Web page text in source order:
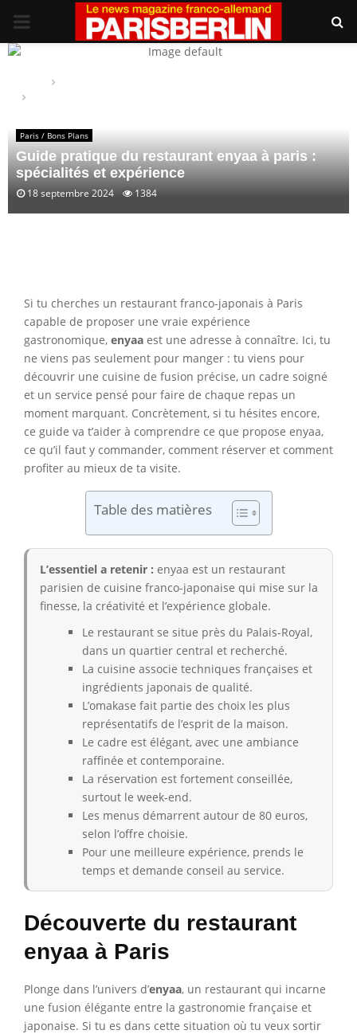
PRIMARY
MENU
Paris / Bons Plans
Guide pratique du restaurant enyaa à paris :
spécialités et expérience
18 septembre 2024 1384
Si tu cherches un restaurant franco-japonais à Paris
capable de proposer une vraie expérience
gastronomique, enyaa est une adresse à connaître. Ici, tu
ne viens pas seulement pour manger : tu viens pour
découvrir une cuisine de fusion précise, un cadre soigné
et un service pensé pour faire de chaque repas un
moment marquant. Concrètement, si tu hésites encore,
ce guide va t’aider à comprendre ce que propose enyaa,
ce qu’il faut y commander, comment réserver et comment
profiter au mieux de ta visite.
Table des matières
L’essentiel a retenir : enyaa est un restaurant
parisien de cuisine franco-japonaise qui mise sur la
finesse, la créativité et l’expérience globale.
Le restaurant se situe près du Palais-Royal,
dans un quartier central et recherché.
La cuisine associe techniques françaises et
ingrédients japonais de qualité.
L’omakase fait partie des choix les plus
représentatifs de l’esprit de la maison.
Le cadre est élégant, avec une ambiance
raffinée et contemporaine.
La réservation est fortement conseillée,
surtout le week-end.
Les menus démarrent autour de 80 euros,
selon l’offre choisie.
Pour une meilleure expérience, prends le
temps et demande conseil au service.
Découverte du restaurant
enyaa à Paris
Plonge dans l’univers d’enyaa, un restaurant qui incarne
une fusion élégante entre la gastronomie française et
japonaise. Si tu es dans cette situation où tu veux sortir